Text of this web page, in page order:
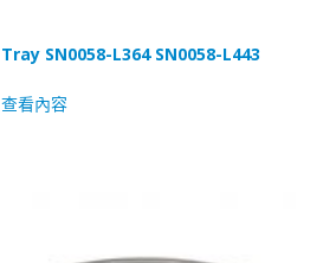
Tray SN0058-L364 SN0058-L443
查看內容